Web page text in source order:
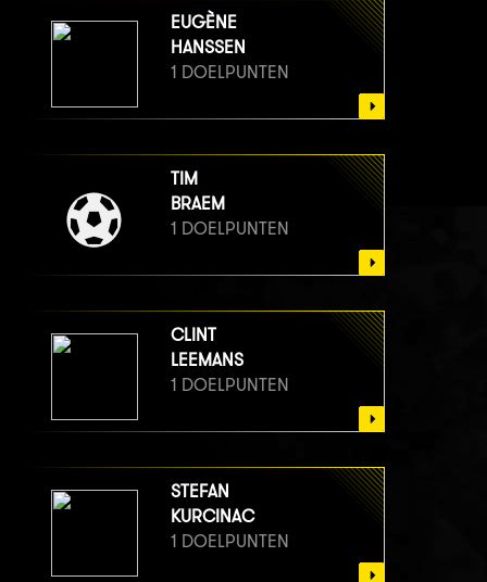
EUGÈNE
HANSSEN
1 DOELPUNTEN
TIM
BRAEM
1 DOELPUNTEN
CLINT
LEEMANS
1 DOELPUNTEN
STEFAN
KURCINAC
1 DOELPUNTEN